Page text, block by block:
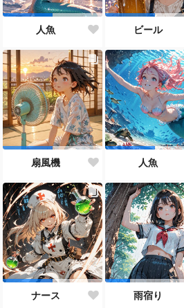
人魚 ビール
扇風機 人魚
ナース 雨宿り